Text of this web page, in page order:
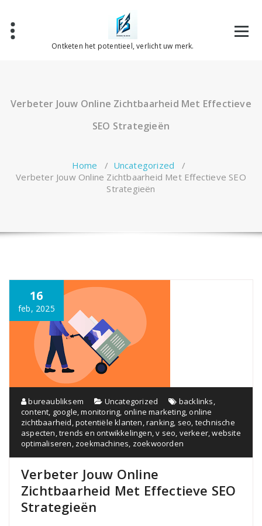
inhoud
Ontketen het potentieel, verlicht uw merk.
Verbeter Jouw Online Zichtbaarheid Met Effectieve
SEO Strategieën
Home / Uncategorized /
Verbeter Jouw Online Zichtbaarheid Met Effectieve SEO
Strategieën
16
feb, 2025
bureaubliksem Uncategorized backlinks,
content, google,monitoring, online marketing,online
zichtbaarheid,potentiële klanten,ranking, seo, technische
aspecten,trends en ontwikkelingen,v seo, verkeer,website
optimaliseren, zoekmachines, zoekwoorden
Verbeter Jouw Online
Zichtbaarheid Met Effectieve SEO
Strategieën